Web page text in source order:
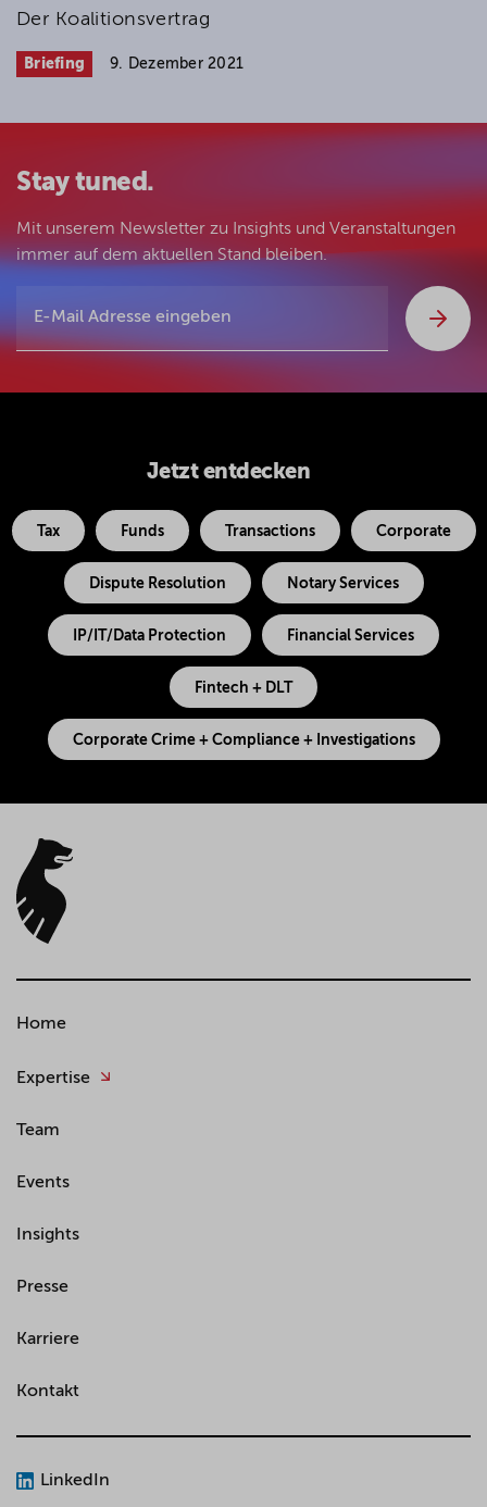
Der Koalitionsvertrag
Briefing 9. Dezember 2021
Stay tuned.
Mit unserem Newsletter zu Insights und Veranstaltungen
immer auf dem aktuellen Stand bleiben.
Jetzt entdecken
Tax Funds Transactions Corporate
Dispute Resolution Notary Services
IP/IT/Data Protection Financial Services
Fintech + DLT
Corporate Crime + Compliance + Investigations
Home
Expertise
Team
Events
Insights
Presse
Karriere
Kontakt
LinkedIn